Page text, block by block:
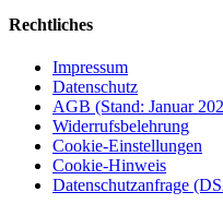
Rechtliches
Impressum
Datenschutz
AGB (Stand: Januar
Widerrufsbelehrung
Cookie-Einstellungen
Cookie-Hinweis
Datenschutzanfrage